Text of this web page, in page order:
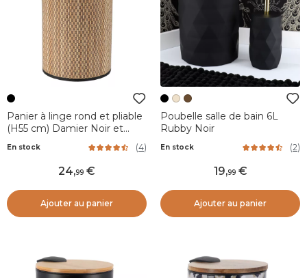
Panier à linge rond et pliable
(H55 cm) Damier Noir et
En stock (4)
24,99
Ajouter au panier
Poubelle salle de bain 6L
Rubby Noir
En stock (2)
19,99
Ajouter au panier